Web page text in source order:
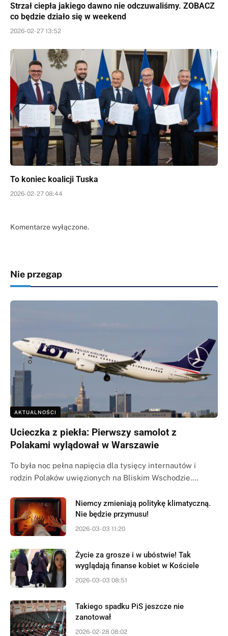
Strzał ciepła jakiego dawno nie odczuwaliśmy. ZOBACZ
co będzie działo się w weekend
2026-02-27 13:52
To koniec koalicji Tuska
2026-02-27 08:44
Komentarze wyłączone.
Nie przegap
AKTUALNOŚCI
Ucieczka z piekła: Pierwszy samolot z
Polakami wylądował w Warszawie
To była noc pełna napięcia dla tysięcy internautów i
rodzin Polaków uwięzionych na Bliskim Wschodzie.…
Niemcy zmieniają politykę klimatyczną.
Nie będzie przymusu!
2026-03-03 11:20
Życie za grosze i w ubóstwie! Tak
wyglądają finanse kobiet w Kościele
2026-03-03 08:51
Takiego spadku PiS jeszcze nie
zanotował
2026-02-28 08:02